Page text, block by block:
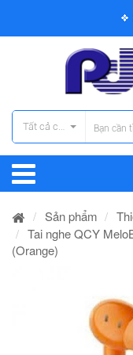
Tất cả các danh mục
Sản phẩm
Tai nghe QCY
(Orange)